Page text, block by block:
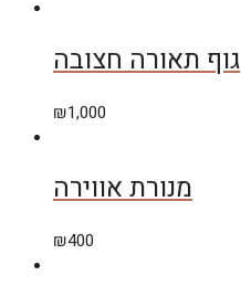
גוף תאורה חצובה
₪1,000
מנורת אווירה
₪400